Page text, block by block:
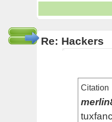
Re: Hackers
Citation